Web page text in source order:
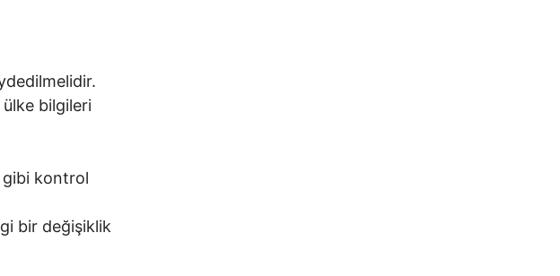
ülke bilgileri
gibi kontrol
bir değişiklik